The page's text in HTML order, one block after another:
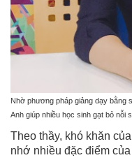
Nhờ phương pháp giảng dạy bằng
Anh giúp nhiều học sinh gạt bỏ nỗi
Theo thầy, khó khăn
nhớ nhiều đặc điểm